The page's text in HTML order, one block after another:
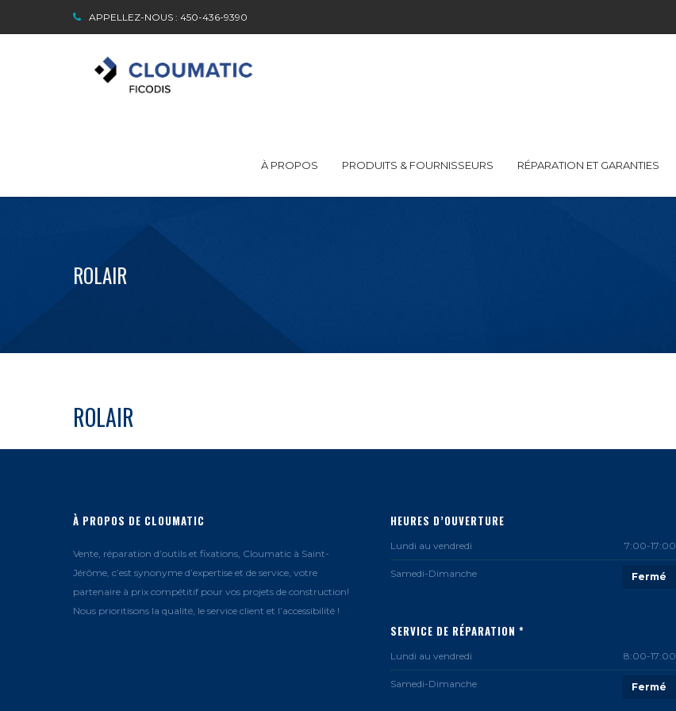
APPELLEZ-NOUS : 450-436-9390
À PROPOS PRODUITS & FOURNISSEURS RÉPARATION ET GARANTIES
ROLAIR
ROLAIR
À PROPOS DE CLOUMATIC
Vente, réparation d’outils et fixations, Cloumatic à Saint-
Jérôme, c’est synonyme d’expertise et de service, votre
partenaire à prix compétitif pour vos projets de construction!
Nous prioritisons la qualité, le service client et l’accessibilité !
HEURES D’OUVERTURE
Lundi au vendredi 7:00-17:00
Samedi-Dimanche Fermé
SERVICE DE RÉPARATION *
Lundi au vendredi 8:00-17:00
Samedi-Dimanche Fermé